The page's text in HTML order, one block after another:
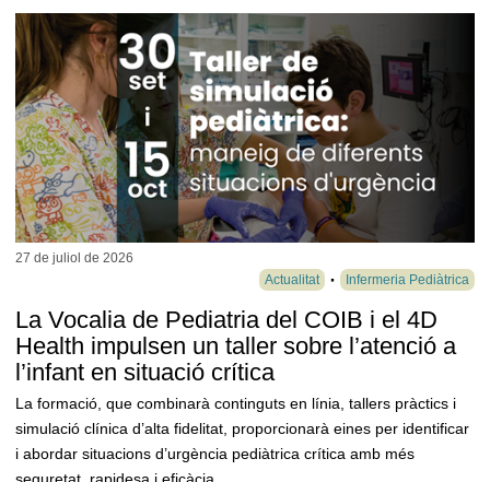
27 de juliol de 2026
Actualitat
Infermeria Pediàtrica
La Vocalia de Pediatria del COIB i el 4D
Health impulsen un taller sobre l’atenció a
l’infant en situació crítica
La formació, que combinarà continguts en línia, tallers pràctics i
simulació clínica d’alta fidelitat, proporcionarà eines per identificar
i abordar situacions d’urgència pediàtrica crítica amb més
seguretat, rapidesa i eficàcia.